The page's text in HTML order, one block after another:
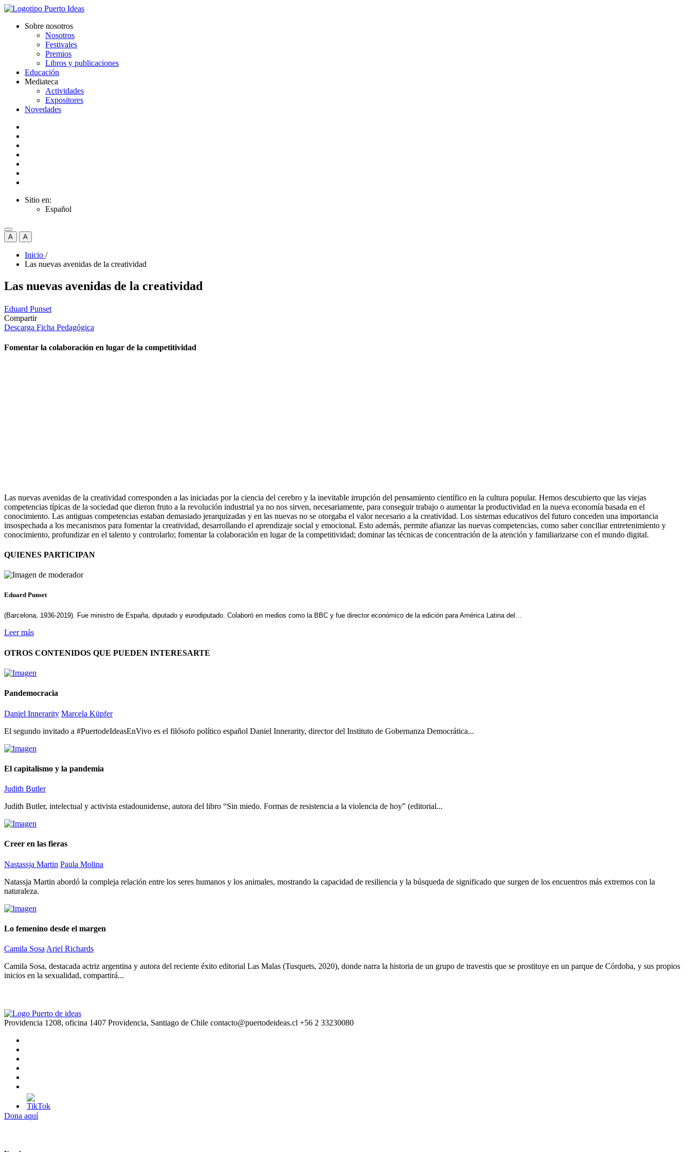
Sobre nosotros
Nosotros
Festivales
Premios
Libros y publicaciones
Educación
Mediateca
Actividades
Expositores
Novedades
Sitio en:
Español
A A
Inicio /
Las nuevas avenidas de la creatividad
Las nuevas avenidas de la creatividad
Eduard Punset
Compartir
Descarga Ficha Pedagógica
Fomentar la colaboración en lugar de la competitividad
Las nuevas avenidas de la creatividad corresponden a las iniciadas por la ciencia del cerebro y la inevitable irrupción del pensamiento científico en la cultura popular. Hemos descubierto que las viejas
competencias típicas de la sociedad que dieron fruto a la revolución industrial ya no nos sirven, necesariamente, para conseguir trabajo o aumentar la productividad en la nueva economía basada en el
conocimiento. Las antiguas competencias estaban demasiado jerarquizadas y en las nuevas no se otorgaba el valor necesario a la creatividad. Los sistemas educativos del futuro conceden una importancia
insospechada a los mecanismos para fomentar la creatividad, desarrollando el aprendizaje social y emocional. Esto además, permite afianzar las nuevas competencias, como saber conciliar entretenimiento y
conocimiento, profundizar en el talento y controlarlo; fomentar la colaboración en lugar de la competitividad; dominar las técnicas de concentración de la atención y familiarizarse con el mundo digital.
QUIENES PARTICIPAN
Eduard Punset
(Barcelona, 1936​-2019​). Fue ministro de España, diputado y eurodiputado. Colaboró en medios como la BBC y fue director económico de la edición para América Latina del…
Leer más
OTROS CONTENIDOS QUE PUEDEN INTERESARTE
Pandemocracia
Daniel Innerarity Marcela Küpfer
El segundo invitado a #PuertodeIdeasEnVivo es el filósofo político español Daniel Innerarity, director del Instituto de Gobernanza Democrática...
El capitalismo y la pandemia
Judith Butler
Judith Butler, intelectual y activista estadounidense, autora del libro “Sin miedo. Formas de resistencia a la violencia de hoy” (editorial...
Creer en las fieras
Nastassja Martin Paula Molina
Natassja Martin abordó la compleja relación entre los seres humanos y los animales, mostrando la capacidad de resiliencia y la búsqueda de significado que surgen de los encuentros más extremos con la
naturaleza.
Lo femenino desde el margen
Camila Sosa Ariel Richards
Camila Sosa, destacada actriz argentina y autora del reciente éxito editorial Las Malas (Tusquets, 2020), donde narra la historia de un grupo de travestis que se prostituye en un parque de Córdoba, y sus propios
inicios en la sexualidad, compartirá...
Providencia 1208, oficina 1407 Providencia, Santiago de Chile contacto@puertodeideas.cl +56 2 33230080
Dona aquí